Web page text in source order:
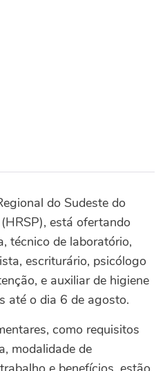
do Sudeste do
está ofertando
técnico de laboratório,
escriturário, psicólogo
e auxiliar de higiene
até o dia 6 de agosto.
como requisitos
modalidade de